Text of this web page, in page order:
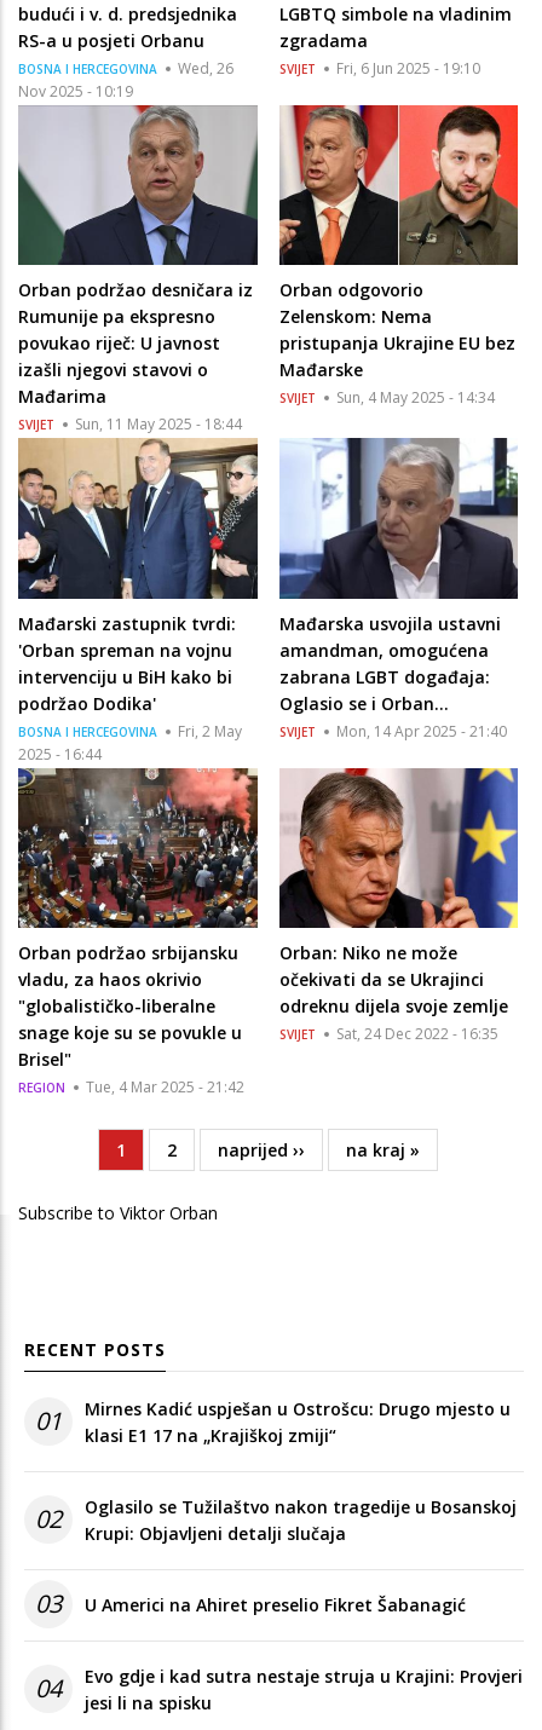
budući i v. d. predsjednika
RS-a u posjeti Orbanu
BOSNA I HERCEGOVINA
Wed, 26
Nov 2025 - 10:19
LGBTQ simbole na vladinim
zgradama
SVIJET Fri, 6 Jun 2025 - 19:10
Orban podržao desničara iz
Rumunije pa ekspresno
povukao riječ: U javnost
izašli njegovi stavovi o
Mađarima
SVIJET Sun, 11 May 2025 - 18:44
Orban odgovorio
Zelenskom: Nema
pristupanja Ukrajine EU bez
Mađarske
SVIJET Sun, 4 May 2025 - 14:34
Mađarski zastupnik tvrdi:
'Orban spreman na vojnu
intervenciju u BiH kako bi
podržao Dodika'
BOSNA I HERCEGOVINA
Fri, 2 May
2025 - 16:44
Mađarska usvojila ustavni
amandman, omogućena
zabrana LGBT događaja:
Oglasio se i Orban...
SVIJET Mon, 14 Apr 2025 - 21:40
Orban podržao srbijansku
vladu, za haos okrivio
"globalističko-liberalne
snage koje su se povukle u
Brisel"
REGION Tue, 4 Mar 2025 - 21:42
Orban: Niko ne može
očekivati da se Ukrajinci
odreknu dijela svoje zemlje
SVIJET Sat, 24 Dec 2022 - 16:35
PaginationCurrent
page
1 Page
2
Next
page
naprijed ››
Last
page
na kraj »
Subscribe to Viktor Orban
RECENT POSTS
01
Mirnes Kadić uspješan u Ostrošcu: Drugo mjesto u
klasi E1 17 na „Krajiškoj zmiji“
02
Oglasilo se Tužilaštvo nakon tragedije u Bosanskoj
Krupi: Objavljeni detalji slučaja
03 U Americi na Ahiret preselio Fikret Šabanagić
04
Evo gdje i kad sutra nestaje struja u Krajini: Provjeri
jesi li na spisku